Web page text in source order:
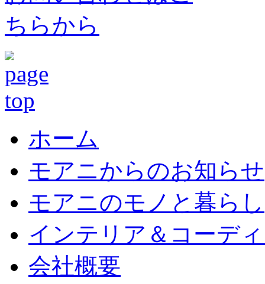
ホーム
モアニからのお知らせ
モアニのモノと暮らし
インテリア＆コーデ
会社概要